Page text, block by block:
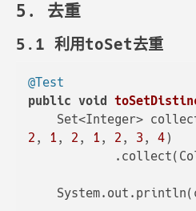
5. 去重
5.1 利用toSet去重
@Test
public void
Set<Integer>
2 , 1, 2 , 1, 2 , 3 , 4)